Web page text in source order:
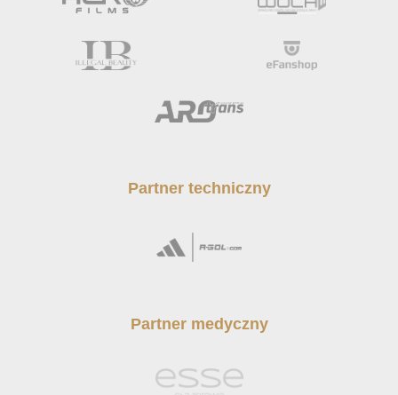
Partner techniczny
Partner medyczny